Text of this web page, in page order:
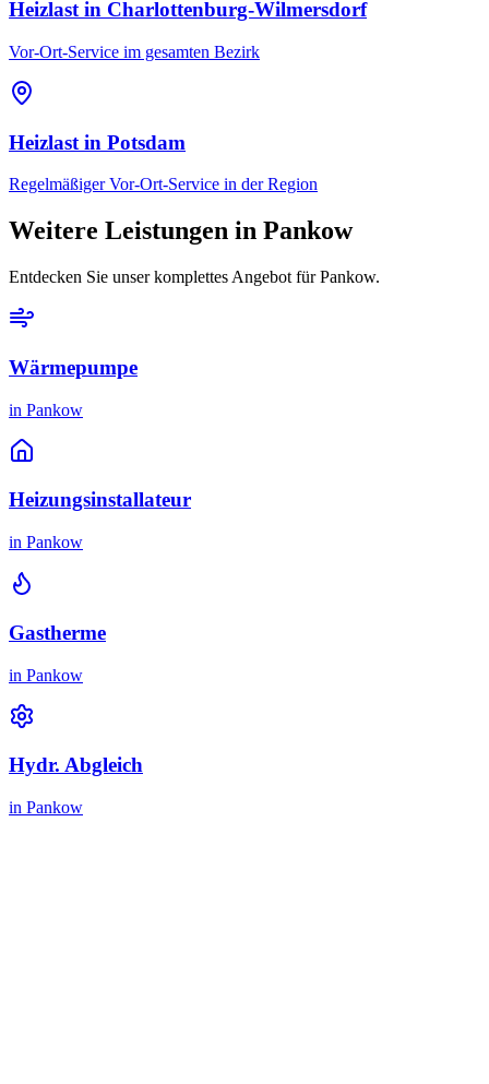
Heizlastin Charlottenburg-Wilmersdorf
Vor-Ort-Service im gesamten Bezirk
Heizlast in Potsdam
Regelmäßiger Vor-Ort-Service in der Region
Weitere Leistungen in Pankow
Entdecken Sie unser komplettes Angebot fürPankow.
Wärmepumpe
in Pankow
Heizungsinstallateur
in Pankow
Gastherme
in Pankow
Hydr. Abgleich
in Pankow